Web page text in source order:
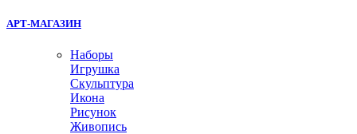
АРТ-МАГАЗИН
Наборы
Игрушка
Скульптура
Икона
Рисунок
Живопись